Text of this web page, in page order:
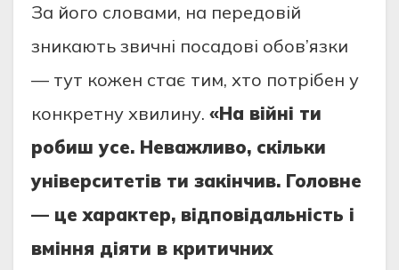
За його словами, на передовій
зникають звичні посадові обов’язки
— тут кожен стає тим, хто потрібен у
конкретну хвилину. «На війні ти
робиш усе. Неважливо, скільки
університетів ти закінчив. Головне
— це характер, відповідальність і
вміння діяти в критичних